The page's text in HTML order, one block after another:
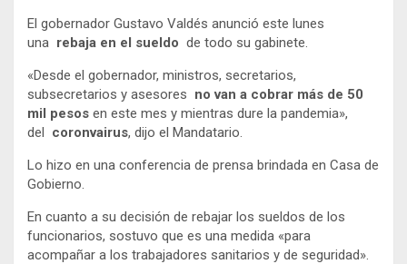
El gobernador Gustavo Valdés anunció este lunes
una rebaja en el sueldo de todo su gabinete.
«Desde el gobernador, ministros, secretarios,
subsecretarios y asesores no van a cobrar más de 50
mil pesos en este mes y mientras dure la pandemia»,
del coronvairus, dijo el Mandatario.
Lo hizo en una conferencia de prensa brindada en Casa de
Gobierno.
En cuanto a su decisión de rebajar los sueldos de los
funcionarios, sostuvo que es una medida «para
acompañar a los trabajadores sanitarios y de seguridad».